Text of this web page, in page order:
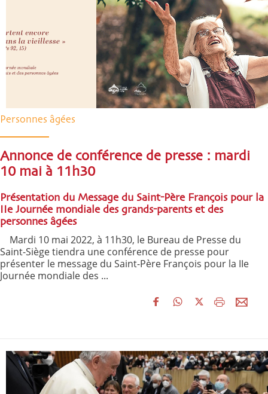
Personnes âgées
Annonce de conférence de presse : mardi
10 mai à 11h30
Présentation du Message du Saint-Père François pour la
IIe Journée mondiale des grands-parents et des
personnes âgées
Mardi 10 mai 2022, à 11h30, le Bureau de Presse du
Saint-Siège tiendra une conférence de presse pour
présenter le message du Saint-Père François pour la IIe
Journée mondiale des ...